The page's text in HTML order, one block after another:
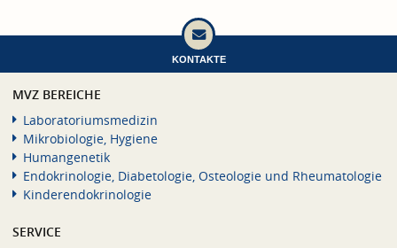
KONTAKTE
MVZ BEREICHE
Laboratoriumsmedizin
Mikrobiologie, Hygiene
Humangenetik
Endokrinologie, Diabetologie, Osteologie und Rheumatologie
Kinderendokrinologie
SERVICE